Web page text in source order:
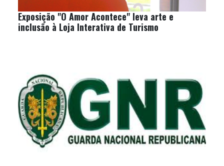
Exposição "O Amor Acontece" leva arte e
inclusão à Loja Interativa de Turismo